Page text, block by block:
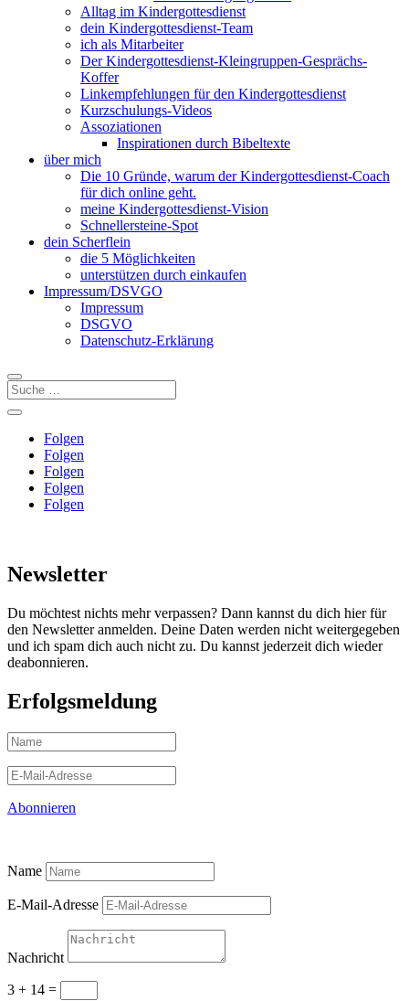
Alltag im Kindergottesdienst
dein Kindergottesdienst-Team
ich als Mitarbeiter
Der Kindergottesdienst-Kleingruppen-Gesprächs-
Koffer
Linkempfehlungen für den Kindergottesdienst
Kurzschulungs-Videos
Assoziationen
Inspirationen durch Bibeltexte
über mich
Die 10 Gründe, warum der Kindergottesdienst-Coach
für dich online geht.
meine Kindergottesdienst-Vision
Schnellersteine-Spot
dein Scherflein
die 5 Möglichkeiten
unterstützen durch einkaufen
Impressum/DSVGO
Impressum
DSGVO
Datenschutz-Erklärung
Folgen
Folgen
Folgen
Folgen
Folgen
Newsletter
Du möchtest nichts mehr verpassen? Dann kannst du dich hier für
den Newsletter anmelden. Deine Daten werden nicht weitergegeben
und ich spam dich auch nicht zu. Du kannst jederzeit dich wieder
deabonnieren.
Erfolgsmeldung
Abonnieren
Name
E-Mail-Adresse
Nachricht
3 + 14 =